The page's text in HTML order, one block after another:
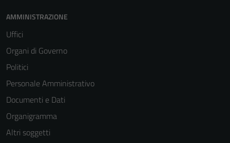
AMMINISTRAZIONE
Uffici
Organi di Governo
Politici
Personale Amministrativo
Documenti e Dati
Organigramma
Altri soggetti